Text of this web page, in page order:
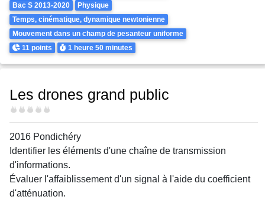
Bac S 2013-2020
Physique
Temps, cinématique, dynamique newtonienne
Mouvement dans un champ de pesanteur uniforme
Points
11 points Durée
1 heure50 minutes
Les drones grand public
Difficulté
2016 Pondichéry
Identifier les éléments d'une chaîne de transmission
d'informations.
Évaluer l'affaiblissement d'un signal à l'aide du coefficient
d'atténuation.